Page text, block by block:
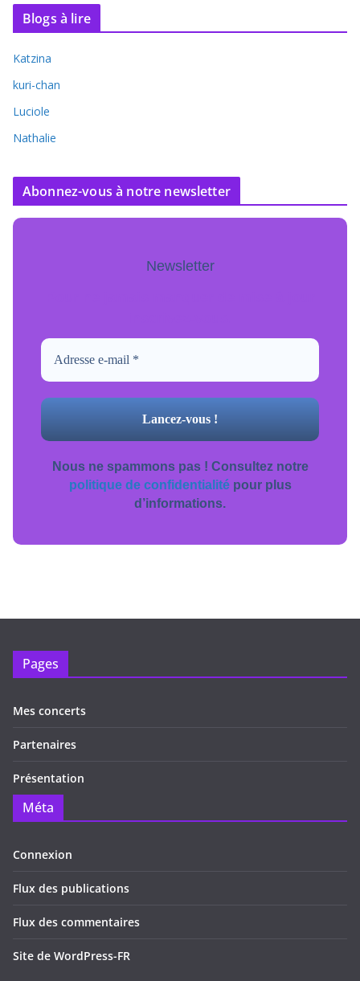
Blogs à lire
Katzina
kuri-chan
Luciole
Nathalie
Abonnez-vous à notre newsletter
Newsletter
Nous ne spammons pas ! Consultez notre
politique de confidentialitépour plus
d’informations.
Pages
Mes concerts
Partenaires
Présentation
Méta
Connexion
Flux des publications
Flux des commentaires
Site de WordPress-FR